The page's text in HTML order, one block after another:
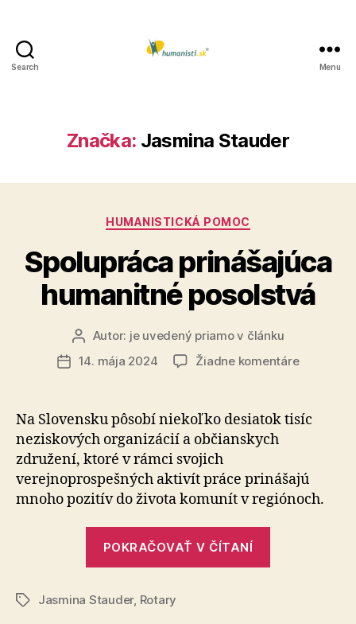
Search Menu
Značka: Jasmina Stauder
Kategórie
HUMANISTICKÁ POMOC
Spolupráca prinášajúca
humanitné posolstvá
Autor
článku
Autor: je uvedený priamo v článku
Dátum
14. mája 2024 Žiadne komentárena
Na Slovensku pôsobí niekoľko desiatok tisíc
neziskových organizácií a občianskych
združení, ktoré v rámci svojich
verejnoprospešných aktivít práce prinášajú
mnoho pozitív do života komunít v regiónoch.
POKRAČOVAŤ V ČÍTANÍ
ZnačkyJasmina Stauder, Rotary